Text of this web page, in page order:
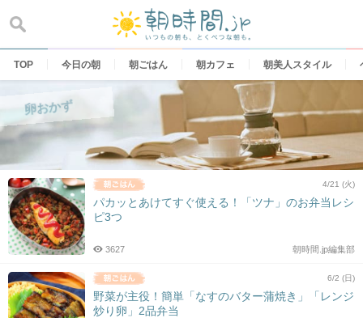
content
TOP 今日の朝 朝ごはん 朝カフェ 朝美人スタイル
卵おかず
4/21 (火)
パカッとあけてすぐ使える！「ツナ」のお弁当レシ
ピ3つ
朝時間.jp編集部
3627
6/2 (日)
野菜が主役！簡単「なすのバター蒲焼き」「レンジ
炒り卵」2品弁当